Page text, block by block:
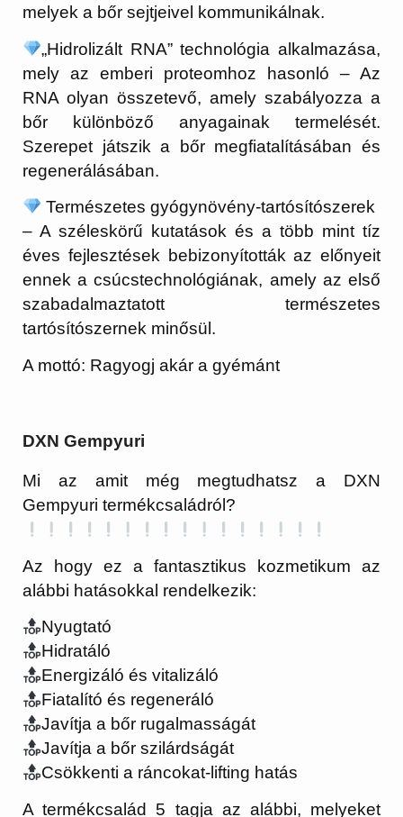
melyek a bőr sejtjeivel kommunikálnak.
„Hidrolizált RNA” technológia alkalmazása,
mely az emberi proteomhoz hasonló – Az
RNA olyan összetevő, amely szabályozza a
bőr különböző anyagainak termelését.
Szerepet játszik a bőr megfiatalításában és
regenerálásában.
Természetes gyógynövény-tartósítószerek
– A széleskörű kutatások és a több mint tíz
éves fejlesztések bebizonyították az előnyeit
ennek a csúcstechnológiának, amely az első
szabadalmaztatott természetes
tartósítószernek minősül.
A mottó: Ragyogj akár a gyémánt
DXN Gempyuri
Mi az amit még megtudhatsz a DXN
Gempyuri termékcsaládról?
Az hogy ez a fantasztikus kozmetikum az
alábbi hatásokkal rendelkezik:
Nyugtató
Hidratáló
Energizáló és vitalizáló
Fiatalító és regeneráló
Javítja a bőr rugalmasságát
Javítja a bőr szilárdságát
Csökkenti a ráncokat-lifting hatás
A termékcsalád 5 tagja az alábbi, melyeket